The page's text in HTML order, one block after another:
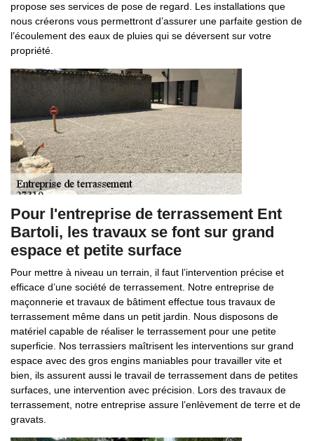
propose ses services de pose de regard. Les installations que
nous créerons vous permettront d’assurer une parfaite gestion de
l’écoulement des eaux de pluies qui se déversent sur votre
propriété.
Pour l'entreprise de terrassement Ent
Bartoli, les travaux se font sur grand
espace et petite surface
Pour mettre à niveau un terrain, il faut l’intervention précise et
efficace d’une société de terrassement. Notre entreprise de
maçonnerie et travaux de bâtiment effectue tous travaux de
terrassement même dans un petit jardin. Nous disposons de
matériel capable de réaliser le terrassement pour une petite
superficie. Nos terrassiers maîtrisent les interventions sur grand
espace avec des gros engins maniables pour travailler vite et
bien, ils assurent aussi le travail de terrassement dans de petites
surfaces, une intervention avec précision. Lors des travaux de
terrassement, notre entreprise assure l’enlèvement de terre et de
gravats.